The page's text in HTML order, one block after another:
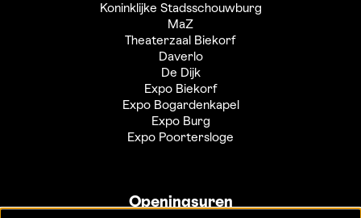
Koninklijke Stadsschouwburg
MaZ
Theaterzaal Biekorf
Daverlo
De Dijk
Expo Biekorf
Expo Bogardenkapel
Expo Burg
Expo Poortersloge
Openingsuren